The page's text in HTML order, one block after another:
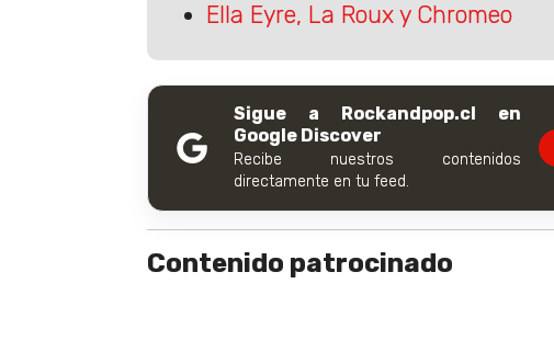
Ella Eyre, La Roux y Chromeo
Sigue a Rockandpop.cl en
Google Discover
Recibe nuestros contenidos
directamente en tu feed.
Contenido patrocinado